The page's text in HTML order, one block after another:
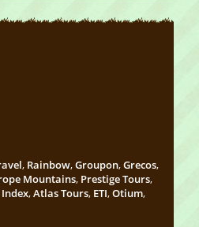
, Rainbow,Groupon,Grecos,
Mountains, Prestige Tours,
Index,Atlas Tours, ETI,Otium,